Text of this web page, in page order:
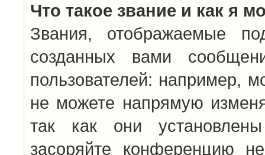
Что такое звание и как я
Звания, отображаемые
созданных вами
пользователей: например,
не можете напрямую
так как они
засоряйте конференцию